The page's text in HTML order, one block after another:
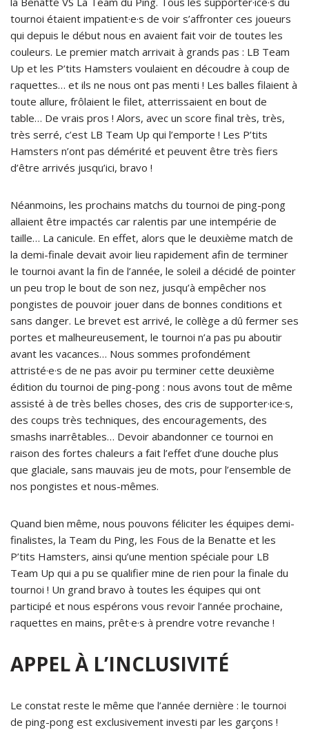
tournoi étaient impatient·e·s de voir s’affronter ces joueurs
qui depuis le début nous en avaient fait voir de toutes les
couleurs. Le premier match arrivait à grands pas : LB Team
Up et les P’tits Hamsters voulaient en découdre à coup de
raquettes… et ils ne nous ont pas menti ! Les balles filaient à
toute allure, frôlaient le filet, atterrissaient en bout de
table… De vrais pros ! Alors, avec un score final très, très,
très serré, c’est LB Team Up qui l’emporte ! Les P’tits
Hamsters n’ont pas démérité et peuvent être très fiers
d’être arrivés jusqu’ici, bravo !
Néanmoins, les prochains matchs du tournoi de ping-pong
allaient être impactés car ralentis par une intempérie de
taille… La canicule. En effet, alors que le deuxième match de
la demi-finale devait avoir lieu rapidement afin de terminer
le tournoi avant la fin de l’année, le soleil a décidé de pointer
un peu trop le bout de son nez, jusqu’à empêcher nos
pongistes de pouvoir jouer dans de bonnes conditions et
sans danger. Le brevet est arrivé, le collège a dû fermer ses
portes et malheureusement, le tournoi n’a pas pu aboutir
avant les vacances… Nous sommes profondément
attristé·e·s de ne pas avoir pu terminer cette deuxième
édition du tournoi de ping-pong : nous avons tout de même
assisté à de très belles choses, des cris de supporter·ice·s,
des coups très techniques, des encouragements, des
smashs inarrêtables… Devoir abandonner ce tournoi en
raison des fortes chaleurs a fait l’effet d’une douche plus
que glaciale, sans mauvais jeu de mots, pour l’ensemble de
nos pongistes et nous-mêmes.
Quand bien même, nous pouvons féliciter les équipes demi-
finalistes, la Team du Ping, les Fous de la Benatte et les
P’tits Hamsters, ainsi qu’une mention spéciale pour LB
Team Up qui a pu se qualifier mine de rien pour la finale du
tournoi ! Un grand bravo à toutes les équipes qui ont
participé et nous espérons vous revoir l’année prochaine,
raquettes en mains, prêt·e·s à prendre votre revanche !
APPEL À L’INCLUSIVITÉ
Le constat reste le même que l’année dernière : le tournoi
de ping-pong est exclusivement investi par les garçons !